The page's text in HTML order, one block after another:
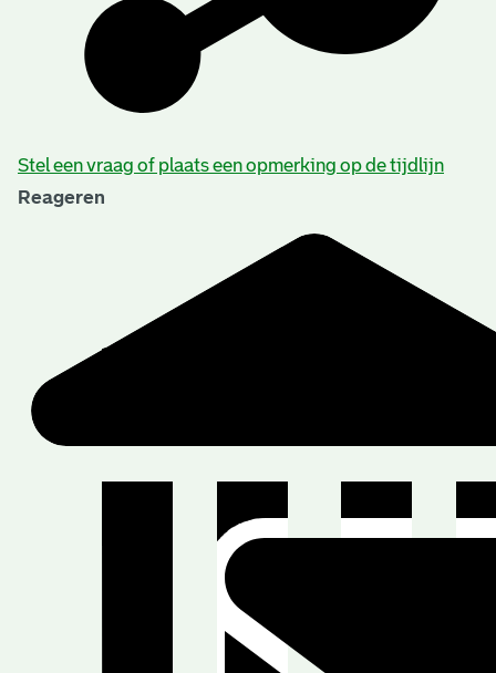
Stel een vraag of plaats een opmerking op de tijdlijn
Reageren